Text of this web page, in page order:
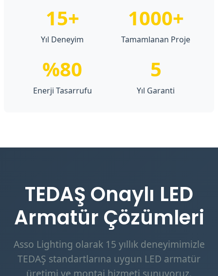
15+
Yıl Deneyim
1000+
Tamamlanan Proje
%80
Enerji Tasarrufu
5
Yıl Garanti
TEDAŞ Onaylı LED
Armatür Çözümleri
Asso Lighting olarak 15 yıllık deneyimimizle
TEDAŞ standartlarına uygun LED armatür
üretimi ve montaj hizmeti sunuyoruz.